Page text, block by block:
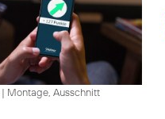
| Montage, Ausschnitt